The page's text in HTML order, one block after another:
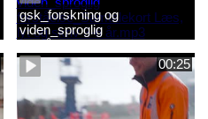
gsk_forskning og
viden_sproglig
forståelse_Samtalekort Læs,
lyt og skriv 3-6 år.mp3
00:25